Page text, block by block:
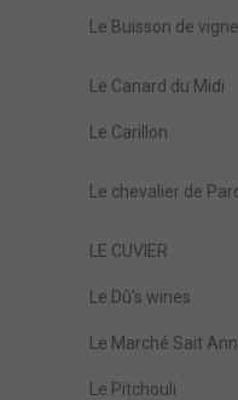
Le Buisson de vigne
Le Canard du Midi
Le Carillon
Le chevalier de
LE CUVIER
Le Dû's wines
Le Marché Sait
Le Pitchouli